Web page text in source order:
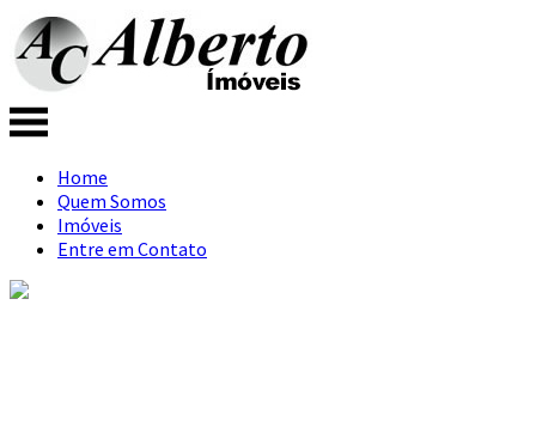
Home
Quem Somos
Imóveis
Entre em Contato